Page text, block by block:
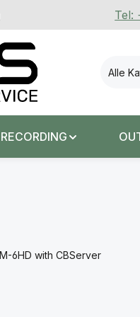
Tel:
Alle
RECORDING